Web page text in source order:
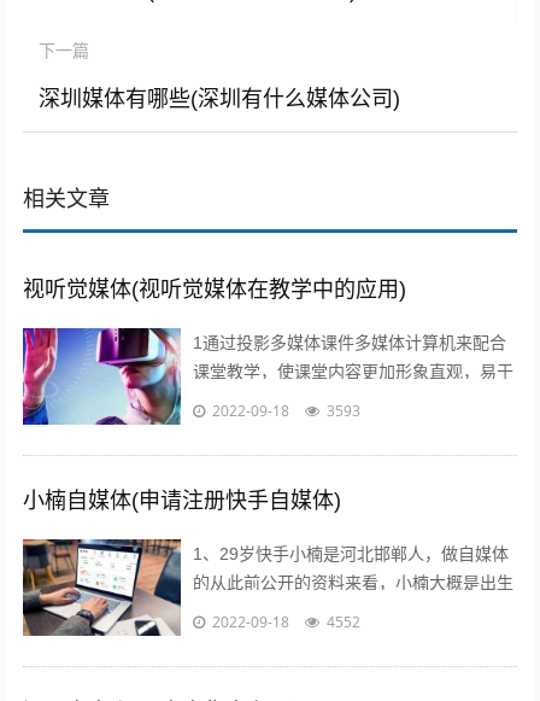
下一篇
深圳媒体有哪些(深圳有什么媒体公司)
相关文章
视听觉媒体(视听觉媒体在教学中的应用)
1通过投影多媒体课件多媒体计算机来配合
课堂教学，使课堂内容更加形象直观，易于
师生情感交流，及时反馈和引导，从而有效
2022-09-18 3593
小楠自媒体(申请注册快手自媒体)
1、29岁快手小楠是河北邯郸人，做自媒体
的从此前公开的资料来看，小楠大概是出生
于1993年的美女，如今29岁上下。...
2022-09-18 4552